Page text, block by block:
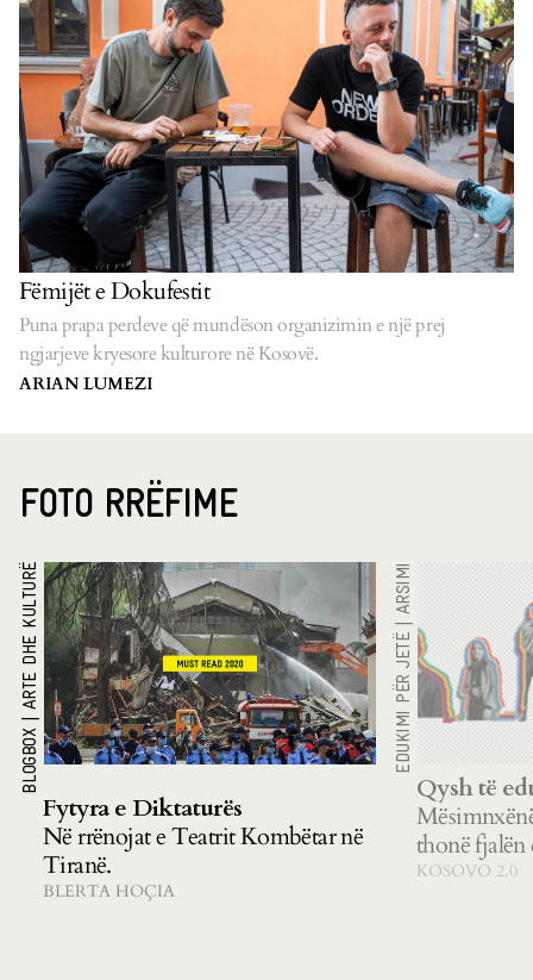
Fëmijët e Dokufestit
Puna prapa perdeve që mundëson organizimin e një prej
ngjarjeve kryesore kulturore në Kosovë.
ARIAN LUMEZI
FOTO RRËFIME
BLOGBOX
|
ARTE DHE KULTURË
Fytyra e Diktaturës
Në rrënojat e Teatrit Kombëtar në
Tiranë.
BLERTA HOÇIA
EDUKIMI PËR JETË
|
ARSIMI
Qysh të
thonë fjalën
KOSOVO 2.0